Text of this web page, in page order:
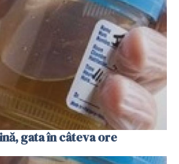
gata în câteva ore